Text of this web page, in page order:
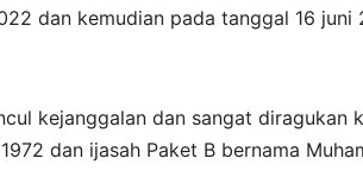
dan kemudian pada tanggal 16
kejanggalan dan sangat diragukan
dan ijasah Paket B bernama